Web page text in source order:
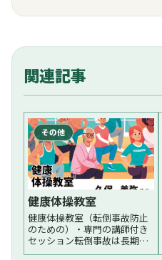
関連記事
その他
健康体操教室
健康体操教室（転倒事故防止
のための）・専門の講師付き
セッション転倒事故は長期休
業につながることが多く、ま